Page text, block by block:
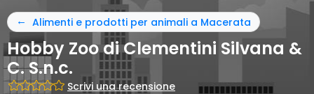
Alimenti e prodotti per animali a Macerata
Hobby Zoo di Clementini Silvana &
C. S.n.c.
Scrivi una recensione